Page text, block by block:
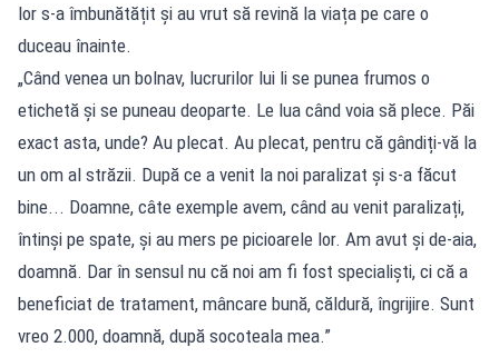
lor s-a îmbunătățit și au vrut să revină la viața pe care o
duceau înainte.
„Când venea un bolnav, lucrurilor lui li se punea frumos o
etichetă și se puneau deoparte. Le lua când voia să plece. Păi
exact asta, unde? Au plecat. Au plecat, pentru că gândiți-vă la
un om al străzii. După ce a venit la noi paralizat și s-a făcut
bine... Doamne, câte exemple avem, când au venit paralizați,
întinși pe spate, și au mers pe picioarele lor. Am avut și de-aia,
doamnă. Dar în sensul nu că noi am fi fost specialiști, ci că a
beneficiat de tratament, mâncare bună, căldură, îngrijire. Sunt
vreo 2.000, doamnă, după socoteala mea.”